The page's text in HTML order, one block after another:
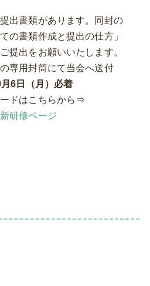
出書類があります。同封の
の書類作成と提出の仕方」
提出をお願いいたします。
専用封筒にて当会へ送付
6日（月）必着
ードはこちらから⇒
研修ページ